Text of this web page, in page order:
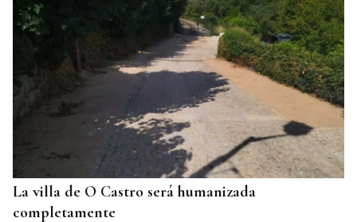
La villa de O Castro será humanizada
completamente